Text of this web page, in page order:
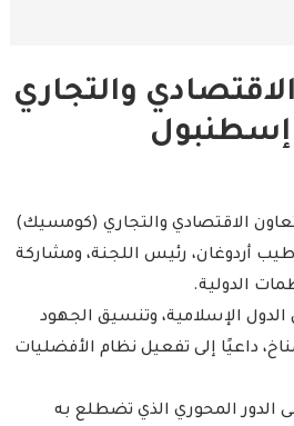
التعاون الاقتصادي والتجاري
إسطنبول
الاقتصادي والتجاري (كومسيك)
أردوغان، رئيس اللجنة، ومشاركة
الدولية.
الدول الإسلامية، وتنسيق الجهود
داعيًا إلى تفعيل نظام الأفضليات
الدور المحوري الذي تضطلع به